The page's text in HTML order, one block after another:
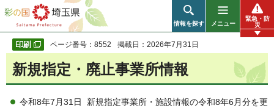
彩の国 埼玉県
情報を探す メニュー
緊急・防
災
ページ番号：8552 掲載日：2026年7月31日
新規指定・廃止事業所情報
令和8年7月31日 新規指定事業所・施設情報の令和8年6月分を更